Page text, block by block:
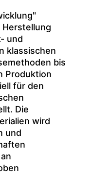
und
klassischen
bis
Produktion
für den
Die
wird
und